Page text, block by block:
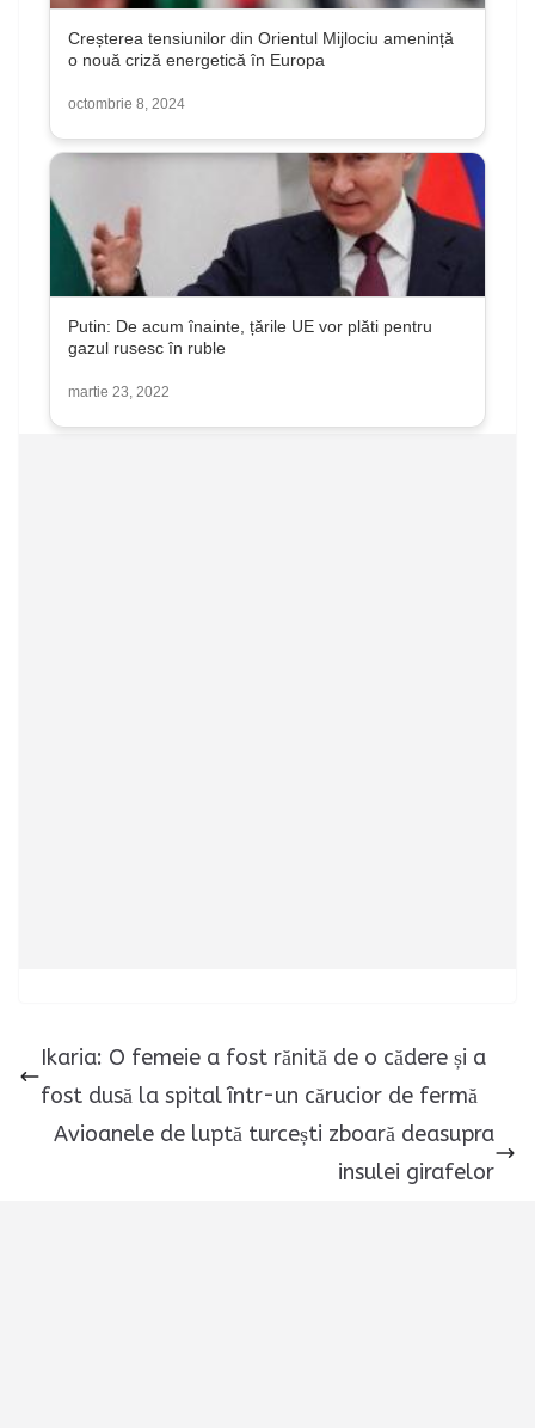
Creșterea tensiunilor din Orientul Mijlociu amenință
o nouă criză energetică în Europa
octombrie 8, 2024
Putin: De acum înainte, țările UE vor plăti pentru
gazul rusesc în ruble
martie 23, 2022
Ikaria: O femeie a fost rănită de o cădere și a
fost dusă la spital într-un cărucior de fermă
Avioanele de luptă turcești zboară deasupra
insulei girafelor